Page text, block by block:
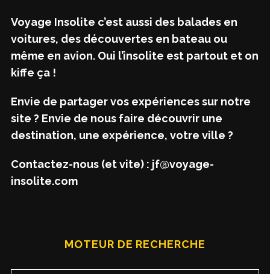
Voyage Insolite c’est aussi des balades en
voitures, des découvertes en bateau ou
même en avion. Oui l’insolite est partout et on
kiffe ça !
Envie de partager vos expériences sur notre
site ? Envie de nous faire découvrir une
destination, une expérience, votre ville ?
Contactez-nous (et vite) : jf@voyage-
insolite.com
MOTEUR DE RECHERCHE